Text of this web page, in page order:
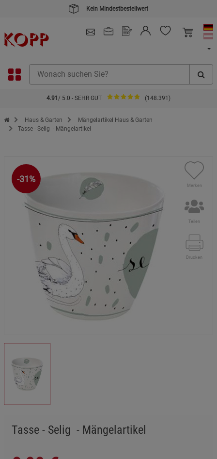
Kein Mindestbestellwert
4.91 / 5.0 - SEHR GUT (148.391)
Zur Startseite des Kopp Verlag Online-Shop
Haus & Garten
Mängelartikel Haus & Garten
Tasse - Selig - Mängelartikel
-31%
Merken
Teilen
Drucken
Tasse - Selig - Mängelartikel